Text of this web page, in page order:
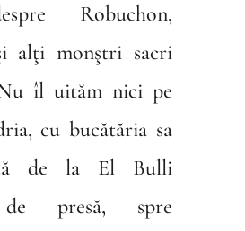
Robuchon,
alţi monştri sacri
îl uităm nici pe
cu bucătăria sa
de la El Bulli
presă, spre